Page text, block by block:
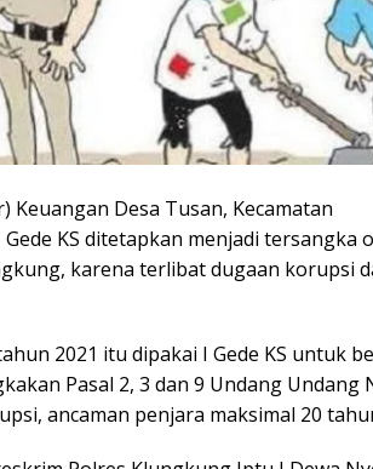
Keuangan Desa Tusan, Kecamatan
KS ditetapkan menjadi tersangka
karena terlibat dugaan korupsi
2021 itu dipakai I Gede KS untuk
Pasal 2, 3 dan 9 Undang Undang
ancaman penjara maksimal 20